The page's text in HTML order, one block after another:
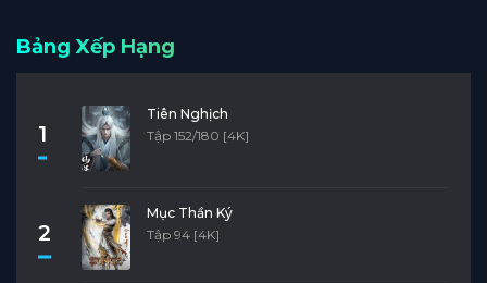
Bảng Xếp Hạng
1
Tiên Nghịch
Tập 152/180 [4K]
2
Mục Thần Ký
Tập 94 [4K]